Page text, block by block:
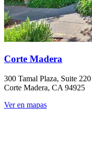
Corte Madera
300 Tamal Plaza, Suite 220
Corte Madera, CA 94925
Ver en mapas